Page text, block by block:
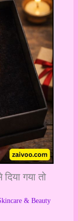
गया तो
& Beauty